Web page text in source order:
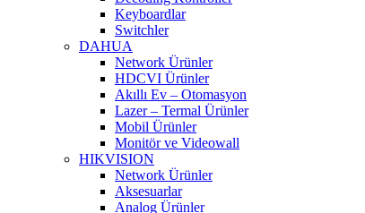
Keyboardlar
Switchler
DAHUA
Network Ürünler
HDCVI Ürünler
Akıllı Ev – Otomasyon
Lazer – Termal Ürünler
Mobil Ürünler
Monitör ve Videowall
HIKVISION
Network Ürünler
Aksesuarlar
Analog Ürünler